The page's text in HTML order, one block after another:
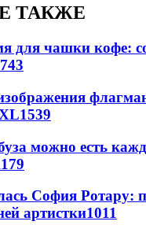
ТАКЖЕ
для чашки кофе:
1539
можно есть
София Ротару:
артистки1011